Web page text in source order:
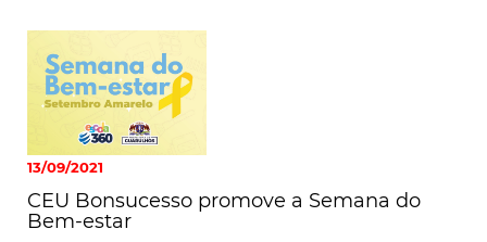
13/09/2021
CEU Bonsucesso promove a Semana do
Bem-estar